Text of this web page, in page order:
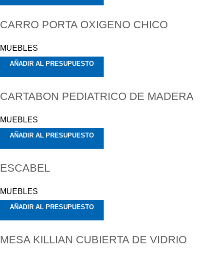
CARRO PORTA OXIGENO CHICO
MUEBLES
AÑADIR AL PRESUPUESTO
CARTABON PEDIATRICO DE MADERA
MUEBLES
AÑADIR AL PRESUPUESTO
ESCABEL
MUEBLES
AÑADIR AL PRESUPUESTO
MESA KILLIAN CUBIERTA DE VIDRIO